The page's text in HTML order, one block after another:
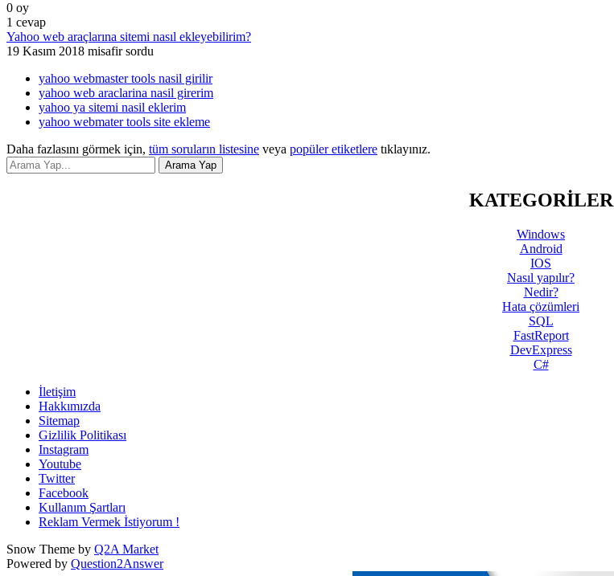
0 oy
1 cevap
Yahoo web araçlarına sitemi nasıl ekleyebilirim?
19 Kasım 2018 misafir sordu
yahoo webmaster tools nasil girilir
yahoo web araclarina nasil girerim
yahoo ya sitemi nasil eklerim
yahoo webmater tools site ekleme
Daha fazlasını görmek için, tüm soruların listesine veya popüler etiketlere tıklayınız.
KATEGORİLER
Windows
Android
IOS
Nasıl yapılır?
Nedir?
Hata çözümleri
SQL
FastReport
DevExpress
C#
İletişim
Hakkımızda
Sitemap
Gizlilik Politikası
Instagram
Youtube
Twitter
Facebook
Kullanım Şartları
Reklam Vermek İstiyorum !
Snow Theme by Q2A Market
Powered by Question2Answer